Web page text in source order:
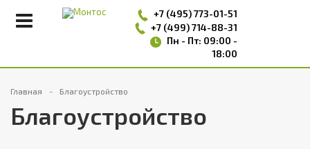
+7 (495)773-01-51
+7 (499) 714-88-31
Пн - Пт: 09:00 -
18:00
Главная Благоустройство
Благоустройство